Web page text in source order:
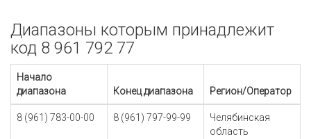
Диапазоны которым принадлежит
код 8 961 792 77
Начало
диапазона
Конец диапазона Регион/Оператор
8 (961) 783-00-00 8 (961) 797-99-99
Челябинская
область